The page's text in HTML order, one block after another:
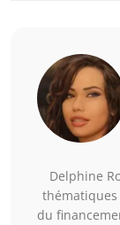
Delphine
thématiques
du